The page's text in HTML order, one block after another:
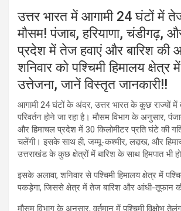
उत्तर भारत में आगामी 24 घंटों में
मौसम! पंजाब, हरियाणा, चंडीगढ़,
प्रदेश में तेज हवाएं और बारिश की
शनिवार को पश्चिमी हिमालय क्षेत्र
उत्तेजना, जानें विस्तृत जानकारी!!
आगामी 24 घंटों के अंदर, उत्तर भारत के कुछ राज्यों में
परिवर्तन होने जा रहा है। मौसम विभाग के अनुसार,
और हिमाचल प्रदेश में 30 किलोमीटर प्रति घंटे की
चलेंगी। इसके साथ ही, जम्मू-कश्मीर, लद्दाख, और
उत्तराखंड के कुछ क्षेत्रों में बारिश के साथ हिमपात भी
इसके अलावा, शनिवार से पश्चिमी हिमालय क्षेत्र में
पकड़ेगा, जिससे क्षेत्र में तेज बारिश और आंधी-तूफान
मौसम विभाग के अनुसार, वर्तमान में पश्चिमी विक्षोभ